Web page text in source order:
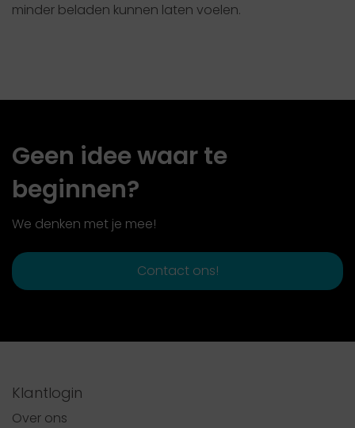
minder beladen kunnen laten voelen.
Geen idee waar te
beginnen?
We denken met je mee!
Contact ons!
Klantlogin
Over ons